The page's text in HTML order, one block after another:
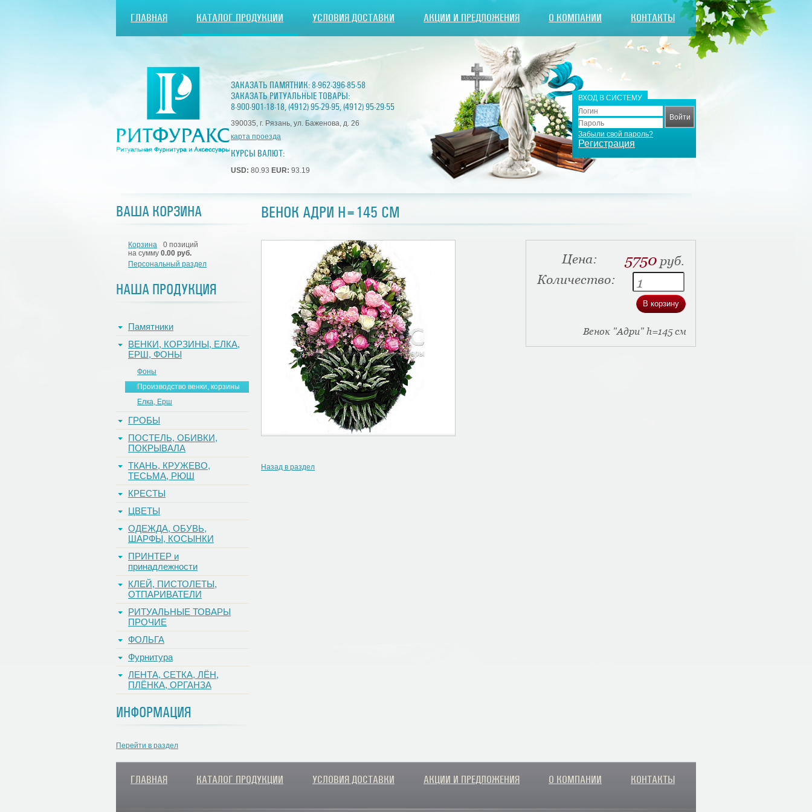
ГЛАВНАЯ КАТАЛОГ ПРОДУКЦИИ УСЛОВИЯ ДОСТАВКИ АКЦИИ И ПРЕДЛОЖЕНИЯ О КОМПАНИИ КОНТАКТЫ
ЗАКАЗАТЬ ПАМЯТНИК:8-962-396-85-58
ЗАКАЗАТЬ РИТУАЛЬНЫЕ ТОВАРЫ:
8-900-901-18-18,(4912) 95-29-95,(4912) 95-29-55
390035, г. Рязань, ул. Баженова, д. 26
карта проезда
КУРСЫ ВАЛЮТ:
USD: 80.93 EUR: 93.19
ВХОД В СИСТЕМУ
Забыли свой пароль?
Регистрация
ВАША КОРЗИНА
Корзина
0 позиций
на сумму 0.00 руб.
Персональный раздел
НАША ПРОДУКЦИЯ
Памятники
ВЕНКИ, КОРЗИНЫ, ЕЛКА,
ЕРШ, ФОНЫ
Фоны
Производство венки, корзины
Елка, Ерш
ГРОБЫ
ПОСТЕЛЬ, ОБИВКИ,
ПОКРЫВАЛА
ТКАНЬ, КРУЖЕВО,
ТЕСЬМА, РЮШ
КРЕСТЫ
ЦВЕТЫ
ОДЕЖДА, ОБУВЬ,
ШАРФЫ, КОСЫНКИ
ПРИНТЕР и
принадлежности
КЛЕЙ, ПИСТОЛЕТЫ,
ОТПАРИВАТЕЛИ
РИТУАЛЬНЫЕ ТОВАРЫ
ПРОЧИЕ
ФОЛЬГА
Фурнитура
ЛЕНТА, СЕТКА, ЛЁН,
ПЛЁНКА, ОРГАНЗА
ИНФОРМАЦИЯ
Перейти в раздел
ВЕНОК АДРИ H=145 СМ
Цена: 5750 руб.
Количество:
Венок "Адри" h=145 см
Назад в раздел
ГЛАВНАЯ КАТАЛОГ ПРОДУКЦИИ УСЛОВИЯ ДОСТАВКИ АКЦИИ И ПРЕДЛОЖЕНИЯ О КОМПАНИИ КОНТАКТЫ